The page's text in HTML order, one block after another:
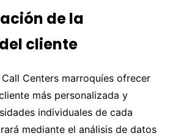
de la
cliente
Centers marroquíes ofrecer
más personalizada y
individuales de cada
mediante el análisis de datos